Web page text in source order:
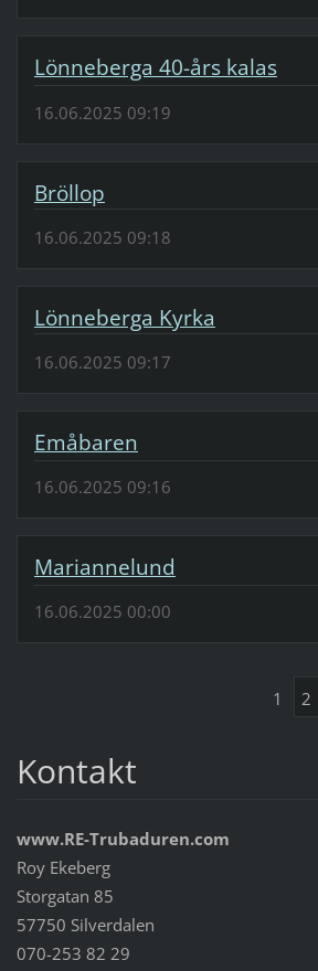
Lönneberga 40-års kalas
16.06.2025 09:19
Bröllop
16.06.2025 09:18
Lönneberga Kyrka
16.06.2025 09:17
Emåbaren
16.06.2025 09:16
Mariannelund
16.06.2025 00:00
1 2
Kontakt
www.RE-Trubaduren.com
Roy Ekeberg
Storgatan 85
57750 Silverdalen
070-253 82 29